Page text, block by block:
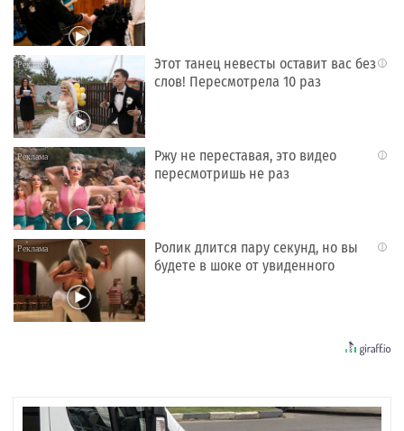
i
Этот танец невесты оставит вас без
слов! Пересмотрела 10 раз
i
Ржу не переставая, это видео
пересмотришь не раз
i
Ролик длится пару секунд, но вы
будете в шоке от увиденного